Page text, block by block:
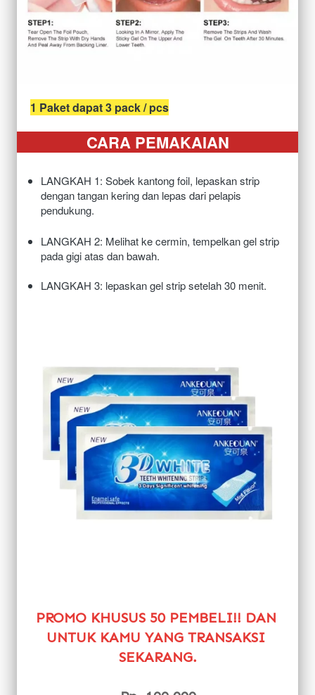
1 Paket dapat 3 pack / pcs
CARA PEMAKAIAN
LANGKAH 1: Sobek kantong foil, lepaskan strip
dengan tangan kering dan lepas dari pelapis
pendukung.
LANGKAH 2: Melihat ke cermin, tempelkan gel strip
pada gigi atas dan bawah.
LANGKAH 3: lepaskan gel strip setelah 30 menit.
PROMO KHUSUS 50 PEMBELI!! DAN
UNTUK KAMU YANG TRANSAKSI
SEKARANG.